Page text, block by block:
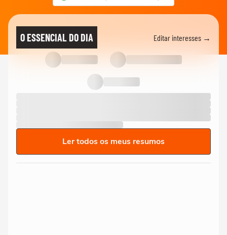
O ESSENCIAL DO DIA Editar interesses →
Ler todos os meus resumos